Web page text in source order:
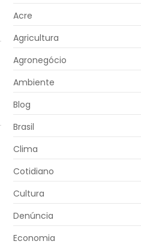
Acre
Agricultura
Agronegócio
Ambiente
Blog
Brasil
Clima
Cotidiano
Cultura
Denúncia
Economia